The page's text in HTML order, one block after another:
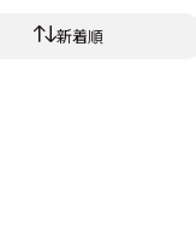
新着順